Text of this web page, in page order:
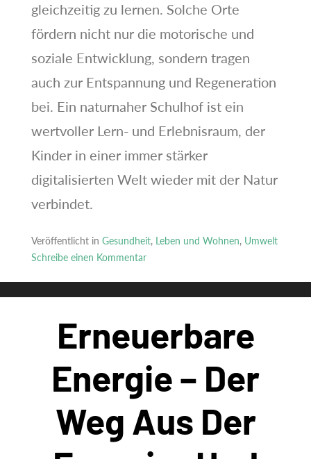
gleichzeitig zu lernen. Solche Orte
fördern nicht nur die motorische und
soziale Entwicklung, sondern tragen
auch zur Entspannung und Regeneration
bei. Ein naturnaher Schulhof ist ein
wertvoller Lern- und Erlebnisraum, der
Kinder in einer immer stärker
digitalisierten Welt wieder mit der Natur
verbindet.
Veröffentlicht in Gesundheit, Leben und Wohnen, Umwelt
Schreibe einen Kommentar
Spielplätze:
Erholungsräume
Erneuerbare
Energie – Der
Weg Aus Der